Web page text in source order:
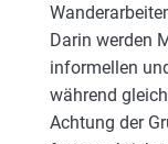
Darin werden
informellen
während
Achtung der